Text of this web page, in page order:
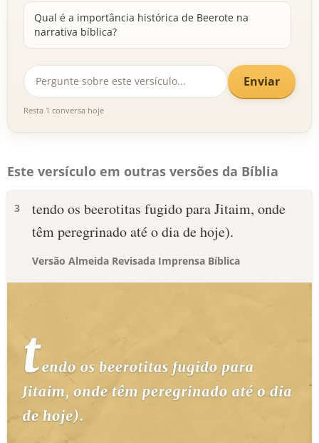
Qual é a importância histórica de Beerote na
narrativa bíblica?
Enviar
Resta 1 conversa hoje
Este versículo em outras versões da Bíblia
3
tendo os beerotitas fugido para Jitaim, onde
têm peregrinado até o dia de hoje).
Versão Almeida Revisada Imprensa Bíblica